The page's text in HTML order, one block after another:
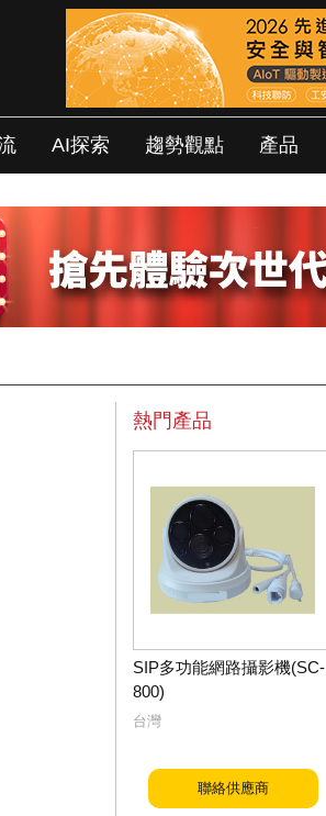
AI探索 趨勢觀點 產品
熱門產品
SIP多功能網路攝影機(SC-
800)
台灣
聯絡供應商